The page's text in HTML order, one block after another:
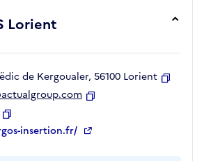
Lorient
de Kergoualer, 56100 Lorient
Copierinsertion.fr/